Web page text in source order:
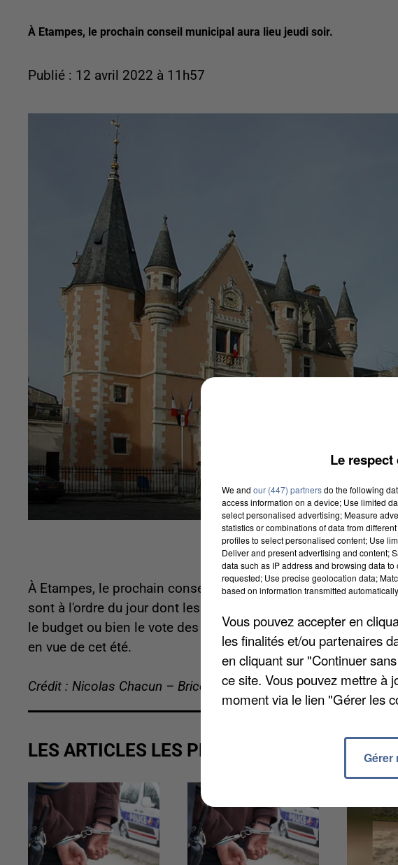
À Etampes, le prochain conseil municipal aura lieu jeudi soir.
Publié : 12 avril 2022 à 11h57
À Etampes, le prochain conseil municipal aura lieu jeudi soir.
sont à l'ordre du jour dont les indemnités des élus, le contrat
le budget ou bien le vote des taux des taxes directes pour
en vue de cet été.
Crédit : Nicolas Chacun – Brice Charrier
LES ARTICLES LES PLUS VUS
Le
We and our (447) partnersdo the following
access information on a device; Use limited
select personalised advertising; Measure
statistics or combinations of data from
profiles to select personalised content; Use
Deliver and present advertising and content;
data such as IP address and browsing data
requested; Use precise geolocation data;
based on information transmitted
Vous pouvez accepter en
les finalités et/ou partenaires
en cliquant sur "Continuer
ce site. Vous pouvez mettre à
moment via le lien "Gérer les
Gérer